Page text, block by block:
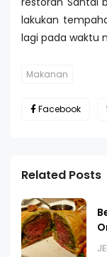
lakukan
lagi pada waktu
Makanan
Facebook
Related Posts